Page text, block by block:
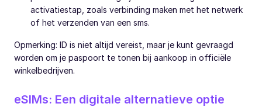
activatiestap, zoals verbinding maken met het netwerk
of het verzenden van een sms.
Opmerking: ID is niet altijd vereist, maar je kunt gevraagd
worden om je paspoort te tonen bij aankoop in officiële
winkelbedrijven.
eSIMs: Een digitale alternatieve optie